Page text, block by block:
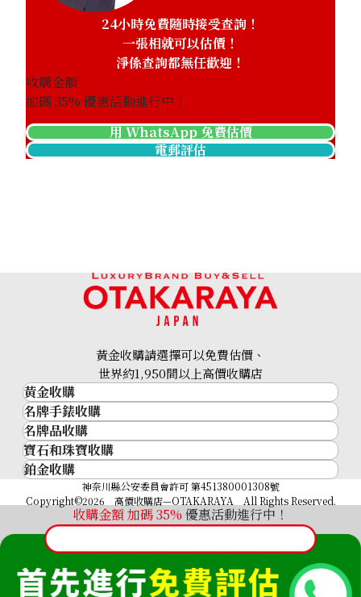
Hermes Mini Kelly Vaux Epson X stamp
24小時免費隨時接受查詢！
一張相就可以估價！
淨係查詢都無任歡迎！
收購金額
加碼35% 優惠活動進行中！
用 WhatsApp 免費估價
電郵評估
收購金額 加碼35% 優惠活動進行中！
黃金收購請選擇可以免費估價、
世界約1,950間以上高價收購店
黃金收購
黃金･金條
金條
金幣及銀幣
過去十年黃金價格
金飾
金頸鍊
名牌手錶收購
名牌手錶收購
勞力士 (Rolex)
Patek Philippe
Audemars Piguet
Vacheron Constantin
A. Lange & Söhne
Breguet
名牌品收購
名牌品收購
HERMES
LOUIS VUITTON
CHANEL
卡地亞（Cartier）
CELINE
FENDI
寶石和珠寶收購
寶石和珠寶
祖母綠
藍寶石
紅寶石
鉑金收購
神奈川縣公安委員會許可 第451380001308號
Copyright©2026 高價收購店—OTAKARAYA All Rights Reserved.